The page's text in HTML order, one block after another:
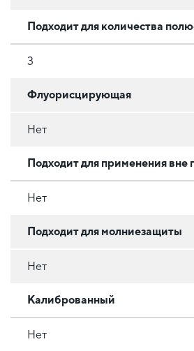
Подходит для количества
3
Флуорисцирующая
Нет
Подходит для применения
Нет
Подходит для молниезащиты
Нет
Калиброванный
Нет